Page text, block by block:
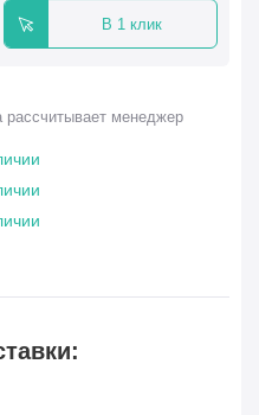
В 1 клик
рассчитывает менеджер